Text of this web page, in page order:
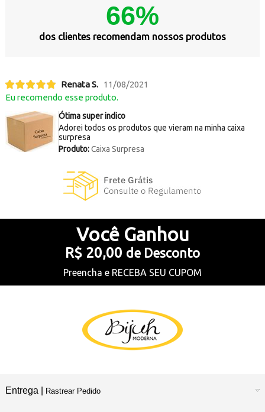
66%
dos clientes recomendam nossos produtos
Renata S. 11/08/2021
Eu recomendo esse produto.
Ótima super indico
Adorei todos os produtos que vieram na minha caixa
surpresa
Produto:Caixa Surpresa
Você Ganhou
R$ 20,00 de Desconto
Preencha e RECEBA SEU CUPOM
Entrega | Rastrear Pedido